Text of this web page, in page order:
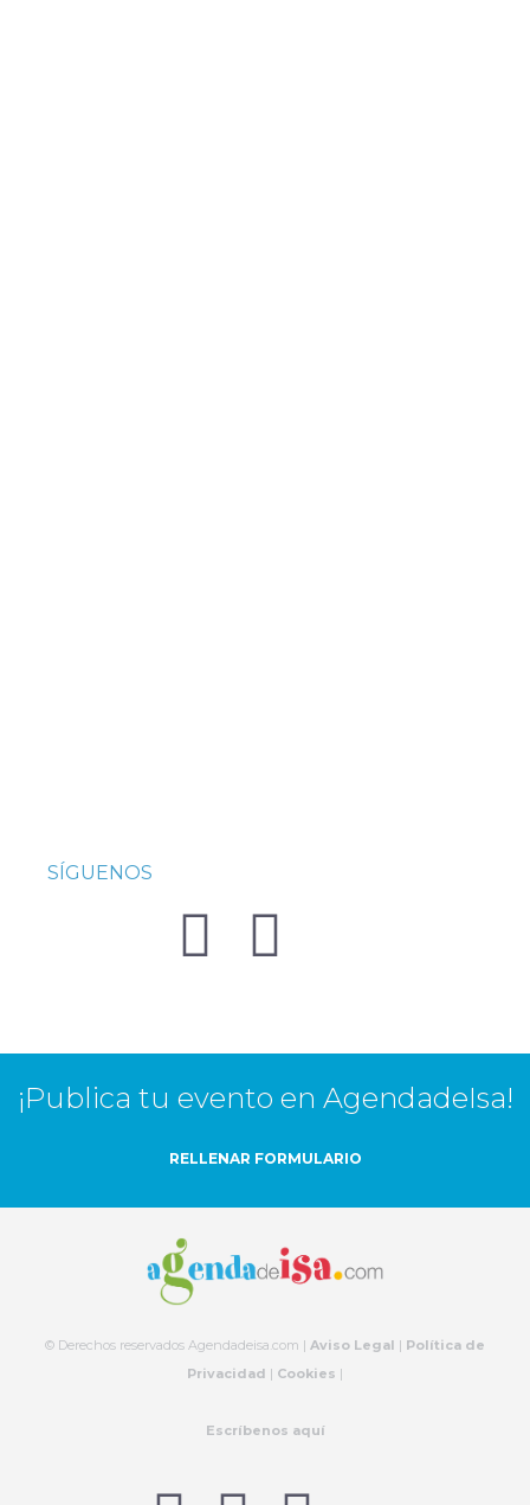
SÍGUENOS
¡Publica tu evento en AgendadeIsa!
RELLENAR FORMULARIO
© Derechos reservados Agendadeisa.com | Aviso Legal | Política de
Privacidad | Cookies |
Escríbenos aquí